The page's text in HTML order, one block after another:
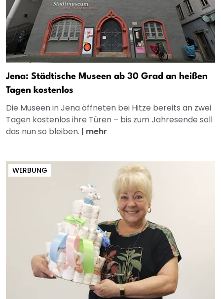
Jena: Städtische Museen ab 30 Grad an heißen
Tagen kostenlos
Die Museen in Jena öffneten bei Hitze bereits an zwei
Tagen kostenlos ihre Türen – bis zum Jahresende soll
das nun so bleiben. | mehr
WERBUNG